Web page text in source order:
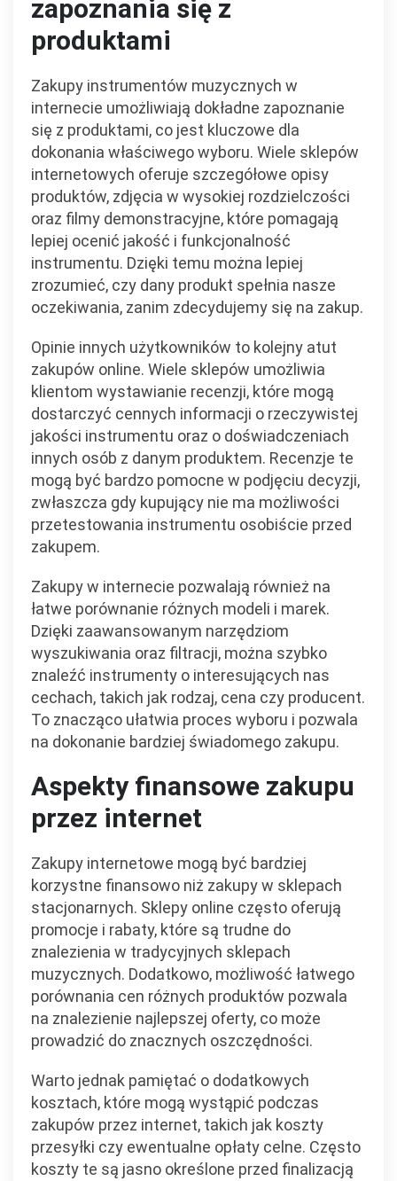
zapoznania się z
produktami
Zakupy instrumentów muzycznych w
internecie umożliwiają dokładne zapoznanie
się z produktami, co jest kluczowe dla
dokonania właściwego wyboru. Wiele sklepów
internetowych oferuje szczegółowe opisy
produktów, zdjęcia w wysokiej rozdzielczości
oraz filmy demonstracyjne, które pomagają
lepiej ocenić jakość i funkcjonalność
instrumentu. Dzięki temu można lepiej
zrozumieć, czy dany produkt spełnia nasze
oczekiwania, zanim zdecydujemy się na zakup.
Opinie innych użytkowników to kolejny atut
zakupów online. Wiele sklepów umożliwia
klientom wystawianie recenzji, które mogą
dostarczyć cennych informacji o rzeczywistej
jakości instrumentu oraz o doświadczeniach
innych osób z danym produktem. Recenzje te
mogą być bardzo pomocne w podjęciu decyzji,
zwłaszcza gdy kupujący nie ma możliwości
przetestowania instrumentu osobiście przed
zakupem.
Zakupy w internecie pozwalają również na
łatwe porównanie różnych modeli i marek.
Dzięki zaawansowanym narzędziom
wyszukiwania oraz filtracji, można szybko
znaleźć instrumenty o interesujących nas
cechach, takich jak rodzaj, cena czy producent.
To znacząco ułatwia proces wyboru i pozwala
na dokonanie bardziej świadomego zakupu.
Aspekty finansowe zakupu
przez internet
Zakupy internetowe mogą być bardziej
korzystne finansowo niż zakupy w sklepach
stacjonarnych. Sklepy online często oferują
promocje i rabaty, które są trudne do
znalezienia w tradycyjnych sklepach
muzycznych. Dodatkowo, możliwość łatwego
porównania cen różnych produktów pozwala
na znalezienie najlepszej oferty, co może
prowadzić do znacznych oszczędności.
Warto jednak pamiętać o dodatkowych
kosztach, które mogą wystąpić podczas
zakupów przez internet, takich jak koszty
przesyłki czy ewentualne opłaty celne. Często
koszty te są jasno określone przed finalizacją